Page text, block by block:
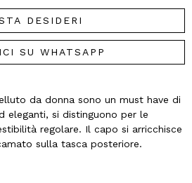
DESIDERI
SU WHATSAPP
da donna sono un must have di
eleganti, si distinguono per le
regolare. Il capo si arricchisce
sulla tasca posteriore.